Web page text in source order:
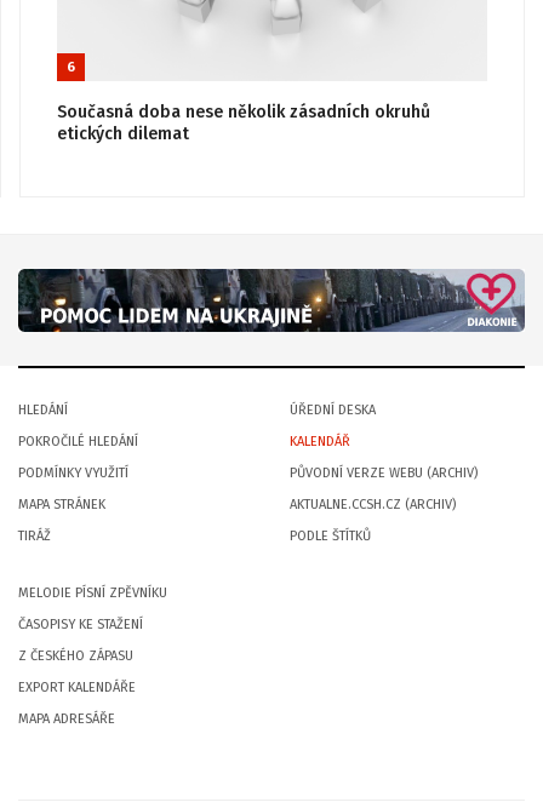
6
Současná doba nese několik zásadních okruhů
etických dilemat
HLEDÁNÍ
POKROČILÉ HLEDÁNÍ
PODMÍNKY VYUŽITÍ
MAPA STRÁNEK
TIRÁŽ
ÚŘEDNÍ DESKA
KALENDÁŘ
PŮVODNÍ VERZE WEBU (ARCHIV)
AKTUALNE.CCSH.CZ (ARCHIV)
PODLE ŠTÍTKŮ
MELODIE PÍSNÍ ZPĚVNÍKU
ČASOPISY KE STAŽENÍ
Z ČESKÉHO ZÁPASU
EXPORT KALENDÁŘE
MAPA ADRESÁŘE